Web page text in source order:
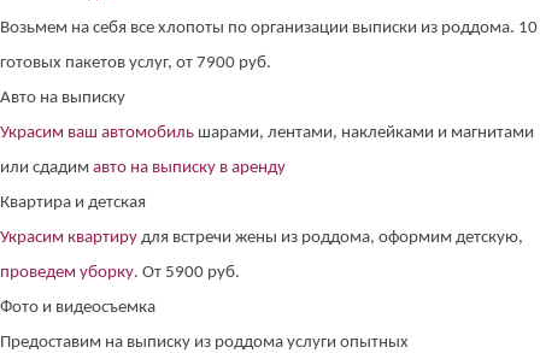
Возьмем на себя все хлопоты по организации выписки из роддома. 10
готовых пакетов услуг, от 7900 руб.
Авто на выписку
Украсим ваш автомобиль шарами, лентами, наклейками и магнитами
или сдадим авто на выписку в аренду
Квартира и детская
Украсим квартиру для встречи жены из роддома, оформим детскую,
проведем уборку. От 5900 руб.
Фото и видеосъемка
Предоставим на выписку из роддома услуги опытных